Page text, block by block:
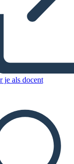
je als docent
68